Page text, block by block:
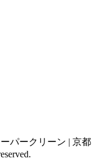
パークリーン | 京都